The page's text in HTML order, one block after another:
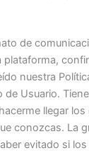
de
plataforma,
nuestra
Usuario.
llegar los
conozcas. La
evitado si los